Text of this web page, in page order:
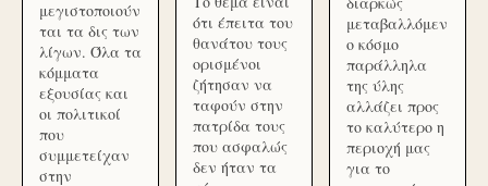
μεγιστοποιούν
ται τα δις των
λίγων. Όλα τα
κόμματα
εξουσίας και
οι πολιτικοί
που
συμμετείχαν
στην
ότι έπειτα του
θανάτου τους
ορισμένοι
ζήτησαν να
ταφούν στην
πατρίδα τους
που ασφαλώς
δεν ήταν τα
μεταβαλλόμεν
ο κόσμο
παράλληλα
της ύλης
αλλάζει προς
το καλύτερο η
περιοχή μας
για το